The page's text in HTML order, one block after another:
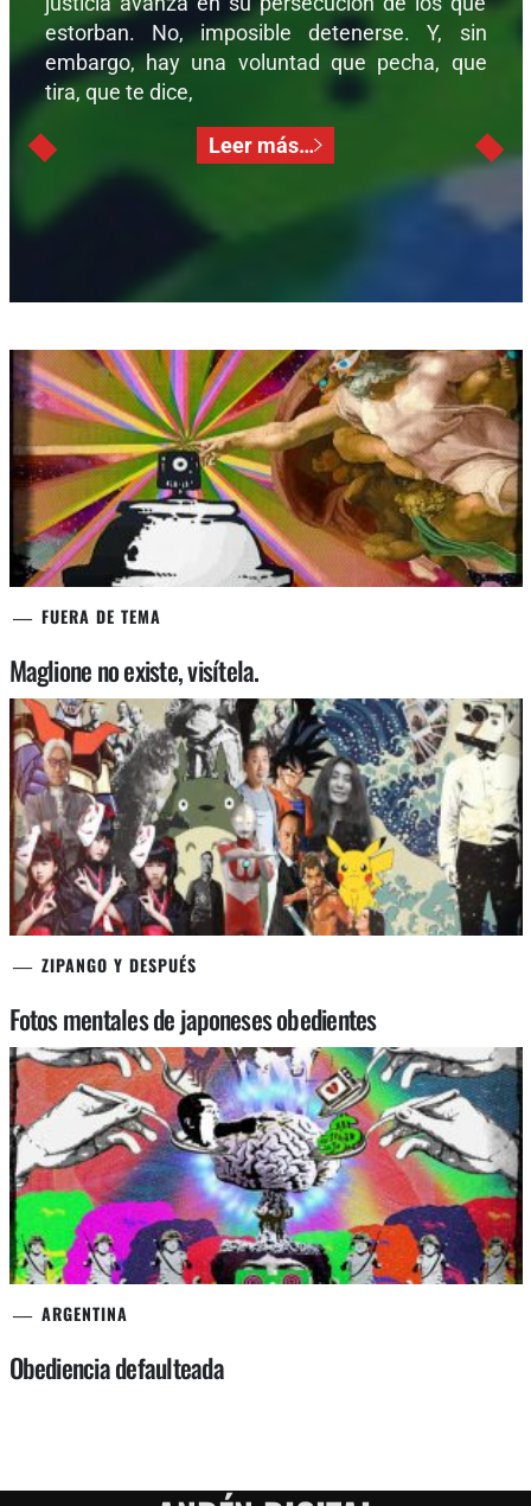
estorban. No, imposible detenerse. Y, sin
embargo, hay una voluntad que pecha, que
tira, que te dice,
Leer más…
FUERA DE TEMA
Maglione no existe, visítela.
ZIPANGO Y DESPUÉS
Fotos mentales de japoneses obedientes
ARGENTINA
Obediencia defaulteada